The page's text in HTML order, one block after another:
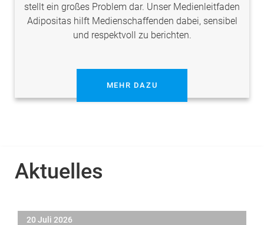
stellt ein großes Problem dar. Unser Medienleitfaden
Adipositas hilft Medienschaffenden dabei, sensibel
und respektvoll zu berichten.
MEHR DAZU
Aktuelles
20 Juli 2026